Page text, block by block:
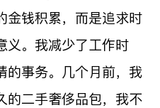
金钱积累，而是追求时
义。我减少了工作时
的事务。几个月前，我
的二手奢侈品包，我不